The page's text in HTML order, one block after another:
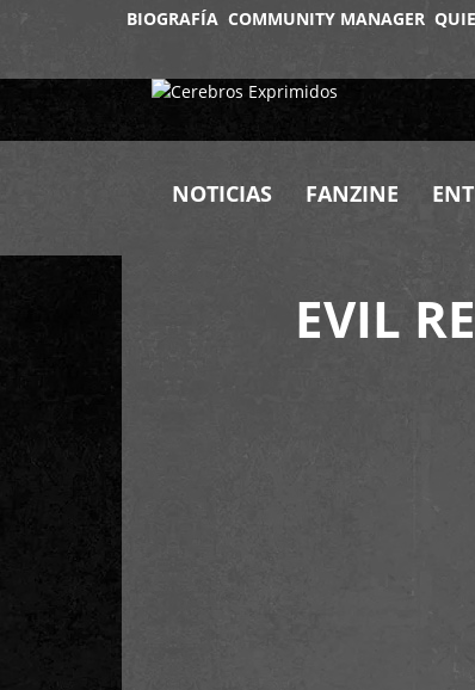
BIOGRAFÍA COMMUNITY MANAGER
NOTICIAS FANZINE
EVIL